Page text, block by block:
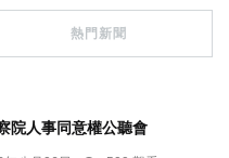
熱門新聞
院人事同意權公聽會